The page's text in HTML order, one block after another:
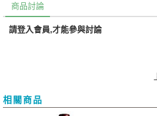
商品討論
請登入會員,才能參與討論
相關商品